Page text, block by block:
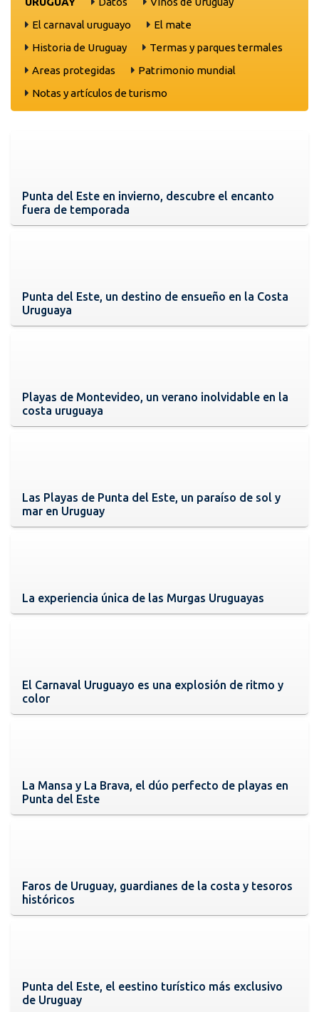
El carnaval uruguayo
El mate
Historia de Uruguay
Termas y parques termales
Areas protegidas
Patrimonio mundial
Notas y artículos de turismo
Punta del Este en invierno, descubre el encanto
fuera de temporada
Punta del Este, un destino de ensueño en la Costa
Uruguaya
Playas de Montevideo, un verano inolvidable en la
costa uruguaya
Las Playas de Punta del Este, un paraíso de sol y
mar en Uruguay
La experiencia única de las Murgas Uruguayas
El Carnaval Uruguayo es una explosión de ritmo y
color
La Mansa y La Brava, el dúo perfecto de playas en
Punta del Este
Faros de Uruguay, guardianes de la costa y tesoros
históricos
Punta del Este, el eestino turístico más exclusivo
de Uruguay